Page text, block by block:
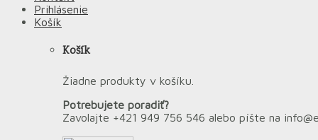
Prihlásenie
Košík
Košík
Žiadne produkty v košíku.
Potrebujete poradiť?
Zavolajte +421 949 756 546 alebo píšte na